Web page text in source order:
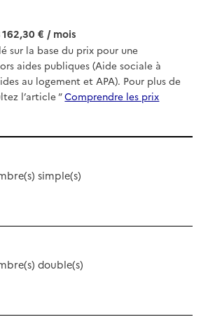
162,30 € / mois
sur la base du prix pour une
aides publiques (Aide sociale à
au logement et APA). Pour plus de
l’article “Comprendre les prix
simple(s)
double(s)